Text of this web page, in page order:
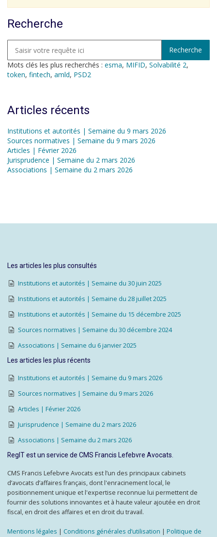
Recherche
Mots clés les plus recherchés : esma, MIFID, Solvabilité 2,
token, fintech, amld, PSD2
Articles récents
Institutions et autorités | Semaine du 9 mars 2026
Sources normatives | Semaine du 9 mars 2026
Articles | Février 2026
Jurisprudence | Semaine du 2 mars 2026
Associations | Semaine du 2 mars 2026
Les articles les plus consultés
Institutions et autorités | Semaine du 30 juin 2025
Institutions et autorités | Semaine du 28 juillet 2025
Institutions et autorités | Semaine du 15 décembre 2025
Sources normatives | Semaine du 30 décembre 2024
Associations | Semaine du 6 janvier 2025
Les articles les plus récents
Institutions et autorités | Semaine du 9 mars 2026
Sources normatives | Semaine du 9 mars 2026
Articles | Février 2026
Jurisprudence | Semaine du 2 mars 2026
Associations | Semaine du 2 mars 2026
RegIT est un service de CMS Francis Lefebvre Avocats.
CMS Francis Lefebvre Avocats est l’un des principaux cabinets
d’avocats d’affaires français, dont l'enracinement local, le
positionnement unique et l'expertise reconnue lui permettent de
fournir des solutions innovantes et à haute valeur ajoutée en droit
fiscal, en droit des affaires et en droit du travail.
Mentions légales | Conditions générales d’utilisation | Politique de